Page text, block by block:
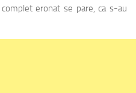
eronat se pare, ca s-au